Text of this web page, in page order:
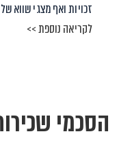
זכויות ואף מצגי שווא
לקריאה נוספת >>
הסכמי